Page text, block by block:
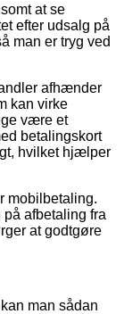
at se
efter udsalg på
man er tryg ved
afhænder
kan virke
være et
betalingskort
hvilket hjælper
mobilbetaling.
afbetaling fra
at godtgøre
man sådan